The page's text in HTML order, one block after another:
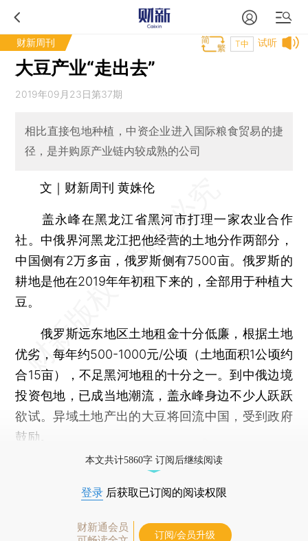
财新周刊 试听
T中
大豆产业“走出去”
2019年09月23日第37期
相比直接包地种植，中资企业进入国际粮食贸易的捷
径，是并购原产业链内较成熟的公司
文｜财新周刊 黄姝伦
盖永峰在黑龙江省黑河市打理一家农业合作
社。中俄界河黑龙江把他经营的土地分作两部分，
中国侧有2万多亩，俄罗斯侧有7500亩。俄罗斯的
耕地是他在2019年年初租下来的，全部用于种植大
豆。
俄罗斯远东地区土地租金十分低廉，根据土地
优劣，每年约500-1000元/公顷（土地面积1公顷约
合15亩），不足黑河地租的十分之一。到中俄边境
投资包地，已成当地潮流，盖永峰身边不少人跃跃
欲试。异域土地产出的大豆将回流中国，受到政府
鼓励。
本文共计5860字 订阅后继续阅读
登录 后获取已订阅的阅读权限
财新通会员
订阅/会员升级